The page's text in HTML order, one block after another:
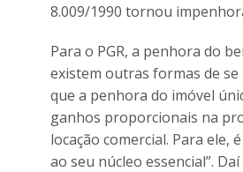
8.009/1990 tornou
Para o PGR, a penhora do
existem outras formas de
que a penhora do imóvel
ganhos proporcionais na
locação comercial. Para ele,
ao seu núcleo essencial”.